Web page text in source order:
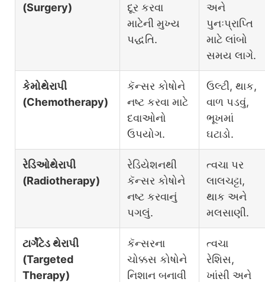
(Surgery)
દૂર કરવા
માટેની મુખ્ય
પદ્ધતિ.
અને
પુનઃપ્રાપ્તિ
માટે લાંબો
સમય લાગે.
કેમોથેરાપી
(Chemotherapy)
કૅન્સર કોષોને
નષ્ટ કરવા માટે
દવાઓનો
ઉપયોગ.
ઉલ્ટી, થાક,
વાળ પડવું,
ભૂખમાં
ઘટાડો.
રેડિઓથેરાપી
(Radiotherapy)
રેડિયેશનથી
કૅન્સર કોષોને
નષ્ટ કરવાનું
પગલું.
ત્વચા પર
લાલચટ્ટા,
થાક અને
મલસાણી.
ટાર્ગેટેડ થેરાપી
(Targeted
Therapy)
કૅન્સરના
ચોક્કસ કોષોને
નિશાન બનાવી
ત્વચા
રેશિસ,
ખાંસી અને